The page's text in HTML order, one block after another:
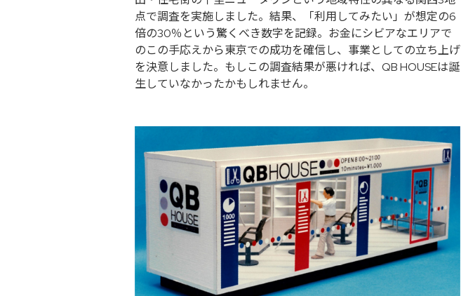
点で調査を実施しました。結果、「利用してみたい」が想定の6
倍の30％という驚くべき数字を記録。お金にシビアなエリアで
のこの手応えから東京での成功を確信し、事業としての立ち上げ
を決意しました。もしこの調査結果が悪ければ、QB HOUSEは誕
生していなかったかもしれません。